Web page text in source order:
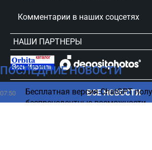
ПОСЛЕДНИЕ НОВОСТИ
07:50
Бесплатная версия ChatGPT
беспрецедентные возможности
ВСЕ НОВОСТИ
Комментарии в наших соцсетях
НАШИ ПАРТНЕРЫ
сursorinfo.co.il © Все права